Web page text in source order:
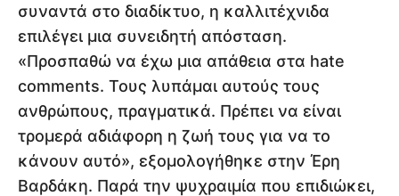
συναντά στο διαδίκτυο, η καλλιτέχνιδα
επιλέγει μια συνειδητή απόσταση.
«Προσπαθώ να έχω μια απάθεια στα hate
comments. Τους λυπάμαι αυτούς τους
ανθρώπους, πραγματικά. Πρέπει να είναι
τρομερά αδιάφορη η ζωή τους για να το
κάνουν αυτό», εξομολογήθηκε στην Έρη
Βαρδάκη. Παρά την ψυχραιμία που επιδιώκει,